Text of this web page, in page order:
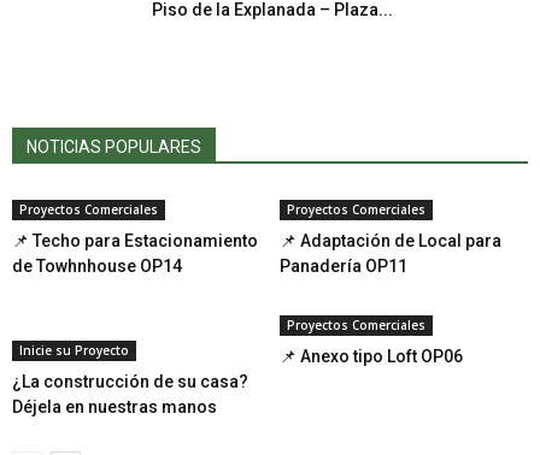
Piso de la Explanada – Plaza...
NOTICIAS POPULARES
Proyectos Comerciales
📌 Techo para Estacionamiento
de Towhnhouse OP14
Proyectos Comerciales
📌 Adaptación de Local para
Panadería OP11
Inicie su Proyecto
¿La construcción de su casa?
Déjela en nuestras manos
Proyectos Comerciales
📌 Anexo tipo Loft OP06